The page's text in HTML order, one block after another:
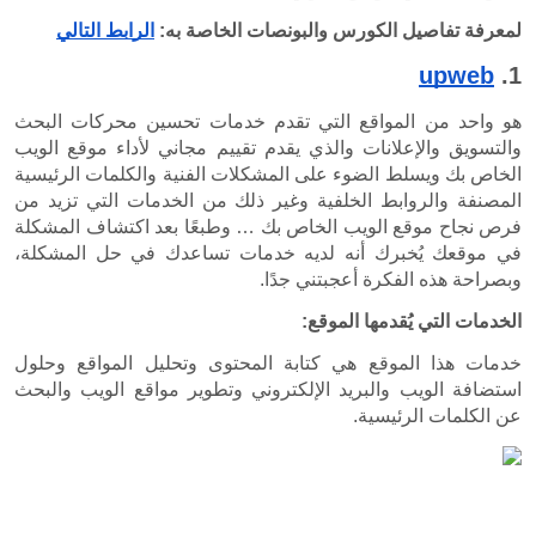
الخاصة به: الرابط التالي
هو واحد من المواقع التي تقدم خدمات تحسين محركات البحث
الخاص بك ويسلط الضوء على المشكلات الفنية والكلمات الرئيسية
المصنفة والروابط الخلفية وغير ذلك من الخدمات التي تزيد من
فرص نجاح موقع الويب الخاص بك … وطبعًا بعد اكتشاف المشكلة
في موقعك يُخبرك أنه لديه خدمات تساعدك في حل المشكلة،
جدًا.
خدمات هذا الموقع هي كتابة المحتوى وتحليل المواقع وحلول
استضافة الويب والبريد الإلكتروني وتطوير مواقع الويب والبحث